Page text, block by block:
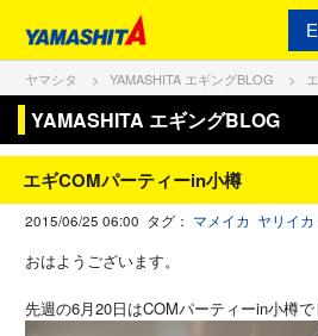
ヤマシタ YAMASHITA エギングBLOG
YAMASHITA エギングBLOG
エギCOMパーティーin小樽
2015/06/25 06:00 タグ： マメイカ ヤリイカ
おはようございます。
先週の6月20日はCOMパーティーin小樽で